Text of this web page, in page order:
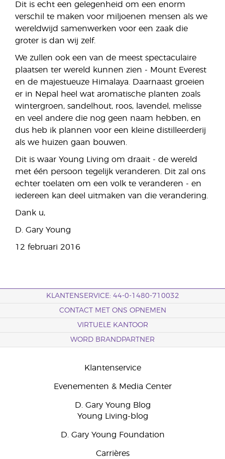
Dit is echt een gelegenheid om een enorm
verschil te maken voor miljoenen mensen als we
wereldwijd samenwerken voor een zaak die
groter is dan wij zelf.
We zullen ook een van de meest spectaculaire
plaatsen ter wereld kunnen zien - Mount Everest
en de majestueuze Himalaya. Daarnaast groeien
er in Nepal heel wat aromatische planten zoals
wintergroen, sandelhout, roos, lavendel, melisse
en veel andere die nog geen naam hebben, en
dus heb ik plannen voor een kleine distilleerderij
als we huizen gaan bouwen.
Dit is waar Young Living om draait - de wereld
met één persoon tegelijk veranderen. Dit zal ons
echter toelaten om een volk te veranderen - en
iedereen kan deel uitmaken van die verandering.
Dank u,
D. Gary Young
12 februari 2016
KLANTENSERVICE: 44-0-1480-710032
CONTACT MET ONS OPNEMEN
VIRTUELE KANTOOR
WORD BRANDPARTNER
Klantenservice
Evenementen & Media Center
D. Gary Young Blog
Young Living-blog
D. Gary Young Foundation
Carrières